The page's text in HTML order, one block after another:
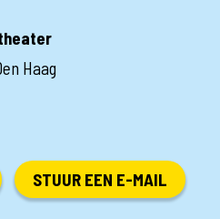
Haag
STUUR EEN E-MAIL